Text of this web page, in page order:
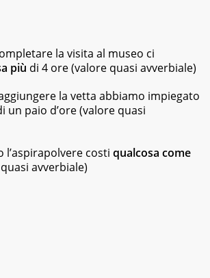
la visita al museo ci
più di 4 ore (valore quasi avverbiale)
la vetta abbiamo impiegato
un paio d’ore (valore quasi
l’aspirapolvere costi qualcosa come
avverbiale)